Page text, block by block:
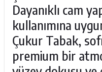
Dayanıklı cam
kullanımına
Çukur Tabak,
premium bir